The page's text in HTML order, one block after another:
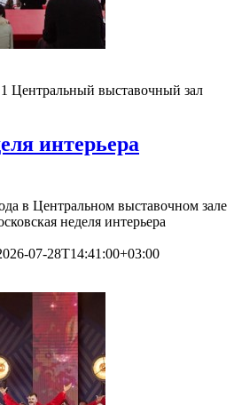
Центральный выставочный зал
интерьера
в Центральном выставочном зале
неделя интерьера
07-28T14:41:00+03:00